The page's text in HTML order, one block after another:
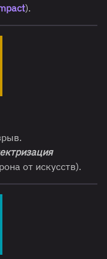
).
от искусств).